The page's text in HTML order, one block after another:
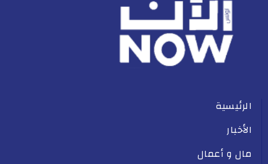
الرئيسية
الأخبار
مال و أعمال